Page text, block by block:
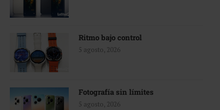
Ritmo bajo control
5 agosto, 2026
Fotografía sin límites
5 agosto, 2026